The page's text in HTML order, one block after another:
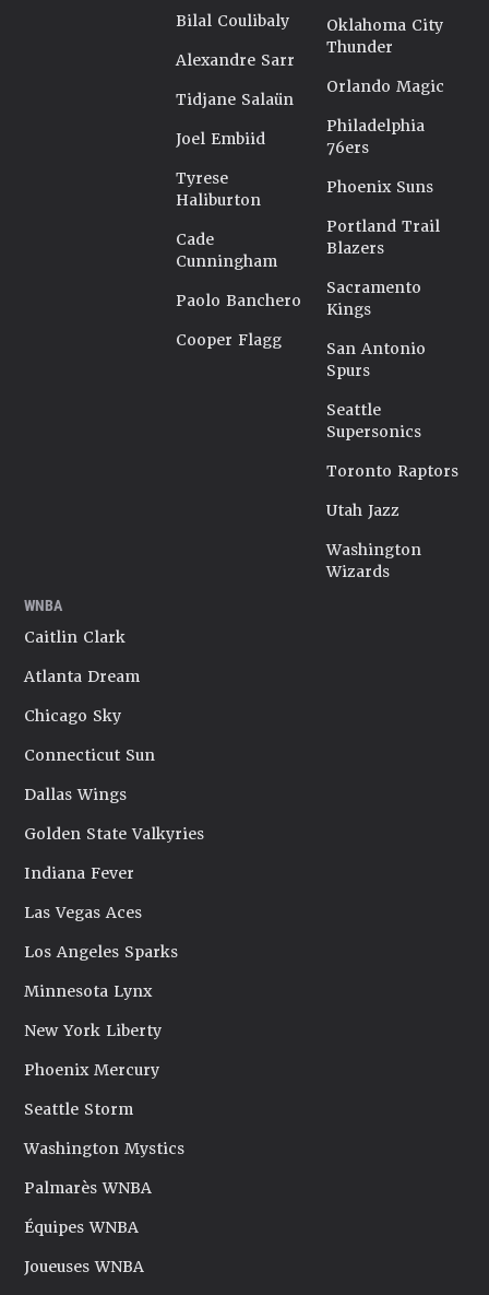
Bilal Coulibaly
Alexandre Sarr
Tidjane Salaün
Joel Embiid
Tyrese
Haliburton
Cade
Cunningham
Paolo Banchero
Cooper Flagg
Oklahoma City
Thunder
Orlando Magic
Philadelphia
76ers
Phoenix Suns
Portland Trail
Blazers
Sacramento
Kings
San Antonio
Spurs
Seattle
Supersonics
Toronto Raptors
Utah Jazz
Washington
Wizards
WNBA
Caitlin Clark
Atlanta Dream
Chicago Sky
Connecticut Sun
Dallas Wings
Golden State Valkyries
Indiana Fever
Las Vegas Aces
Los Angeles Sparks
Minnesota Lynx
New York Liberty
Phoenix Mercury
Seattle Storm
Washington Mystics
Palmarès WNBA
Équipes WNBA
Joueuses WNBA